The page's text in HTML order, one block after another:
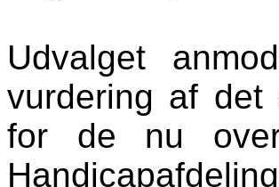
Udvalget
vurdering af det
for de nu